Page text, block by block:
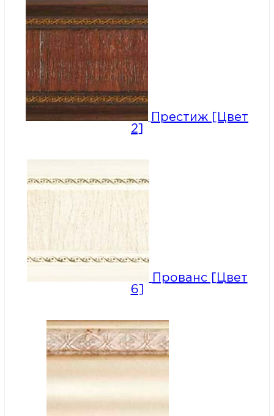
Престиж [Цвет
2]
Прованс [Цвет
6]